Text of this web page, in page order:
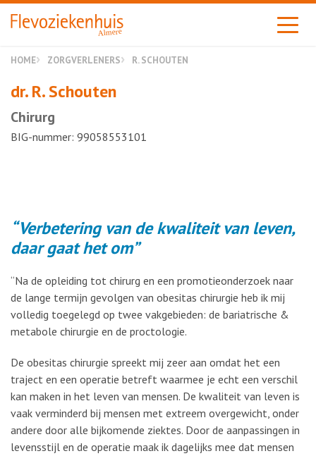
Almere
HOME ZORGVERLENERS R. SCHOUTEN
dr. R. Schouten
Chirurg
BIG-nummer: 99058553101
Verbetering van de kwaliteit van leven,
daar gaat het om
“Na de opleiding tot chirurg en een promotieonderzoek naar
de lange termijn gevolgen van obesitas chirurgie heb ik mij
volledig toegelegd op twee vakgebieden: de bariatrische &
metabole chirurgie en de proctologie.
De obesitas chirurgie spreekt mij zeer aan omdat het een
traject en een operatie betreft waarmee je echt een verschil
kan maken in het leven van mensen. De kwaliteit van leven is
vaak verminderd bij mensen met extreem overgewicht, onder
andere door alle bijkomende ziektes. Door de aanpassingen in
levensstijl en de operatie maak ik dagelijks mee dat mensen